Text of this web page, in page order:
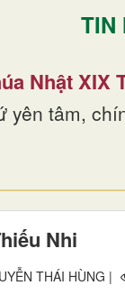
TIN
Nhật XIX
yên tâm,
Nhi
THÁI HÙNG |